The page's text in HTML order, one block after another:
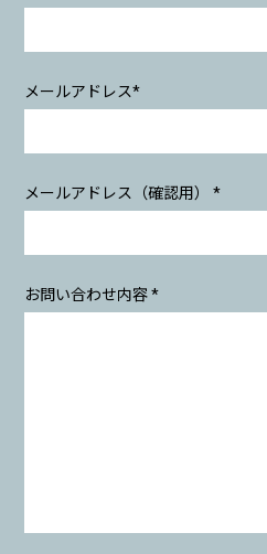
メールアドレス*
メールアドレス（確認用） *
お問い合わせ内容 *